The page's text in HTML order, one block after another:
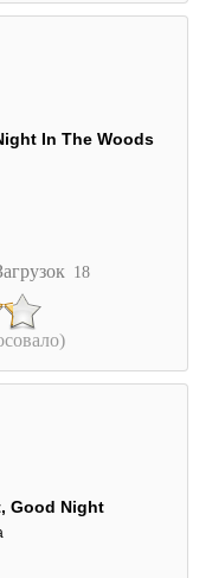
In The Woods
18
Good Night